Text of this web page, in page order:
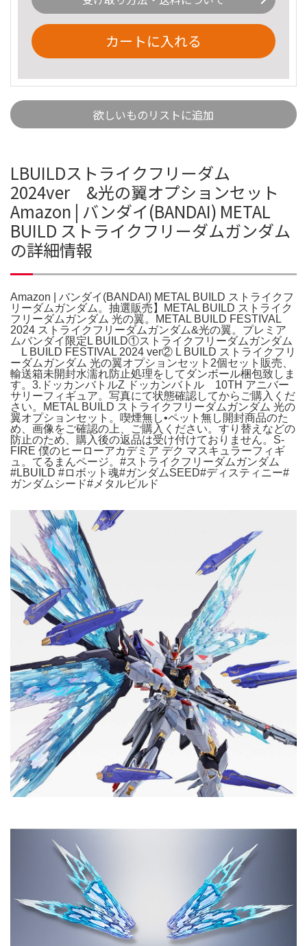
カートに入れる
欲しいものリストに追加
LBUILDストライクフリーダム
2024ver &光の翼オプションセット
Amazon | バンダイ(BANDAI) METAL
BUILD ストライクフリーダムガンダム
の詳細情報
Amazon | バンダイ(BANDAI) METAL BUILD ストライクフ
リーダムガンダム。抽選販売】METAL BUILD ストライク
フリーダムガンダム 光の翼。METAL BUILD FESTIVAL
2024 ストライクフリーダムガンダム&光の翼。プレミア
ムバンダイ限定L BUILD①ストライクフリーダムガンダム
L BUILD FESTIVAL 2024 ver② L BUILD ストライクフリ
ーダムガンダム 光の翼オプションセット2個セット販売、
輸送箱未開封水濡れ防止処理をしてダンボール梱包致しま
す。3.ドッカンバトルZ ドッカンバトル 10TH アニバー
サリーフィギュア。写真にて状態確認してからご購入くだ
さい。METAL BUILD ストライクフリーダムガンダム 光の
翼オプションセット。喫煙無し•ペット無し開封商品のた
め、画像をご確認の上、ご購入ください。すり替えなどの
防止のため、購入後の返品は受け付けておりません。S-
FIRE 僕のヒーローアカデミア デク マスキュラーフィギ
ュ。てるまんページ。#ストライクフリーダムガンダム
#LBUILD #ロボット魂#ガンダムSEED#ディスティニー#
ガンダムシード#メタルビルド